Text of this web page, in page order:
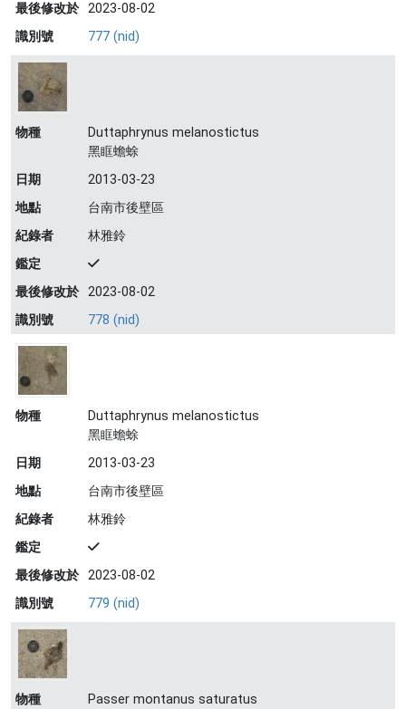
最後修改於 2023-08-02
識別號
777 (nid)
物種
Duttaphrynus melanostictus
黑眶蟾蜍
日期
2013-03-23
地點
台南市後壁區
紀錄者
林雅鈴
鑑定
最後修改於 2023-08-02
識別號
778 (nid)
物種
Duttaphrynus melanostictus
黑眶蟾蜍
日期
2013-03-23
地點
台南市後壁區
紀錄者
林雅鈴
鑑定
最後修改於 2023-08-02
識別號
779 (nid)
物種
Passer montanus saturatus